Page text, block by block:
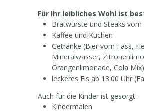
Für Ihr leibliches Wohl ist
Bratwürste und Steaks vom
Kaffee und Kuchen
Getränke (Bier vom Fass,
Mineralwasser,
Orangenlimonade, Cola Mix)
leckeres Eis ab 13:00 Uhr
Auch für die Kinder ist gesorgt:
Kindermalen